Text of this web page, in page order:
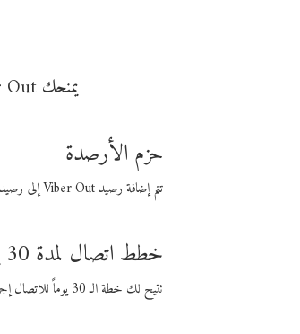
يمنحك Viber Out المزيد من وقت المكالمة مقابل تكلفة أقل من المال. اختر من أحد خيارات الاتصال المرنة ذات السعر المنخفض:
حزم الأرصدة
تتم إضافة رصيد Viber Out إلى رصيدك عند شراء أي مبلغ. باستخدام رصيدك، يمكنك إجراء مكالمات إلى أي رقم في العالم بأسعار فايبر المنخفضة.
خطط اتصال لمدة 30 يومًا
تتيح لك خطة الـ 30 يوماً للاتصال إجراء مكالمات دولية إلى الوجهة التي تختارها لمدة 30 يوماً بأسعار فايبر المنخفضة.